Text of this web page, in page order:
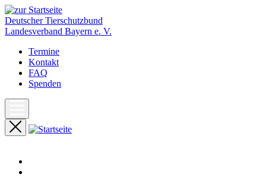
Deutscher Tierschutzbund
Landesverband Bayern e. V.
Termine
Kontakt
FAQ
Spenden